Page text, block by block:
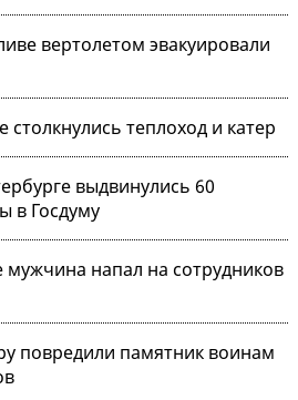
вертолетом эвакуировали
теплоход и катер
выдвинулись 60
в Госдуму
мужчина напал на сотрудников
повредили памятник воинам